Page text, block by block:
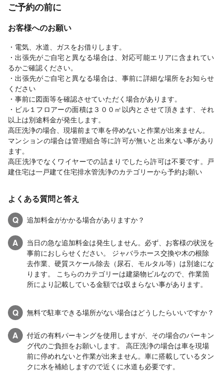
ご予約の前に
お客様へのお願い
・電気、水道、ガスをお借りします。
・出張先がご自宅と異なる場合は、対応可能エリアに含まれてい
るかご確認ください。
・出張先がご自宅と異なる場合は、事前に詳細な場所をお知らせ
ください
・事前に図面等を確認させていただく場合があります。
・ビル１フロアーの面積は３００㎡以内とさせて頂きます、それ
以上は別途料金が発生します。
高圧洗浄の場合、現場前まで車を停めないと作業が出来ません。
マンションの場合は管理組合等に許可が無いと出来ない事があり
ます。
高圧洗浄でなくワイヤーでの詰まりでしたら許可は不要です。戸
建住宅は一戸建て住宅排水管洗浄のカテゴリーから予約お願い
よくある質問と答え
Q
追加料金がかかる場合がありますか？
A
当日の急な追加料金は発生しません。必ず、お客様の状況を
事前におしらせください。 ジャバラホース交換や木の根除
去作業、硬質スケール除去（尿石、モルタル等）は別途にな
ります。 こちらのカテゴリーは建築物ビルなので、作業箇
所により記載している金額では収まらない事があります。
Q 無料で駐車できる場所がない場合はどうしたらいいですか？
A
付近の有料パーキングを使用しますが、その場合のパーキン
グ代のご負担をお願いします。 高圧洗浄の場合は車を現場
前に停めれないと作業が出来ません。車に搭載しているタン
クに水を補給しますので近くに水道も必要です。